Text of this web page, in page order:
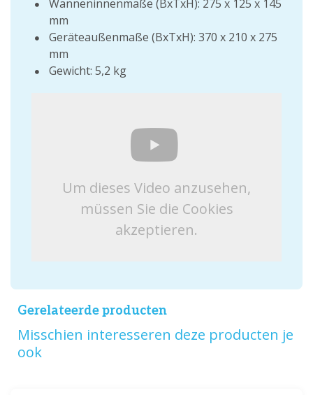
Wanneninnenmaße (BxTxH): 275 x 125 x 145
mm
Geräteaußenmaße (BxTxH): 370 x 210 x 275
mm
Gewicht: 5,2 kg
Um dieses Video anzusehen,
müssen Sie die Cookies
akzeptieren.
Gerelateerde producten
Misschien interesseren deze producten je
ook